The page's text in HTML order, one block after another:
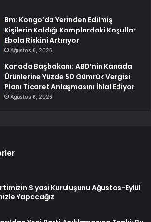
Bm: Kongo’da Yerinden Edilmiş
Kişilerin Kaldığı Kamplardaki Koşullar
Ebola Riskini Artırıyor
Ağustos 6, 2026
Kanada Başbakanı: ABD’nin Kanada
Ürünlerine Yüzde 50 Gümrük Vergisi
Planı Ticaret Anlaşmasını İhlal Ediyor
Ağustos 6, 2026
Siyasi Kuruluşunu Ağustos-Eylül
Yapacağız